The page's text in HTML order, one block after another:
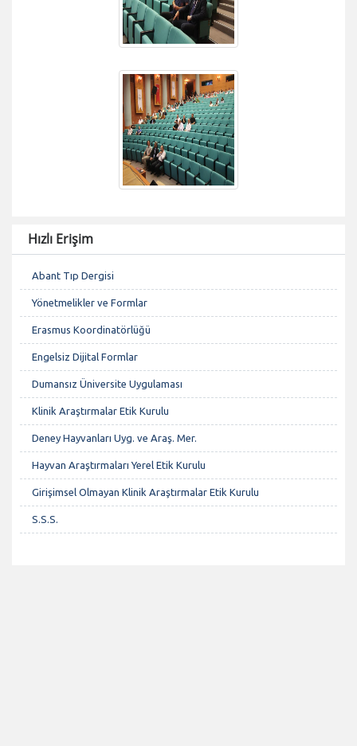
Hızlı Erişim
Abant Tıp Dergisi
Yönetmelikler ve Formlar
Erasmus Koordinatörlüğü
Engelsiz Dijital Formlar
Dumansız Üniversite Uygulaması
Klinik Araştırmalar Etik Kurulu
Deney Hayvanları Uyg. ve Araş. Mer.
Hayvan Araştırmaları Yerel Etik Kurulu
Girişimsel Olmayan Klinik Araştırmalar Etik Kurulu
S.S.S.